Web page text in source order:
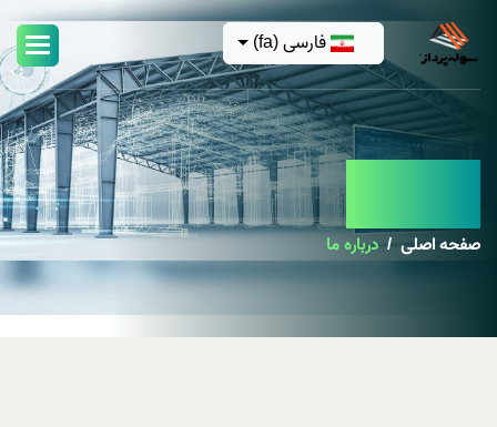
فارسی (fa)
صفحه اصلی درباره ما